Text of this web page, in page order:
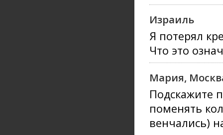
Израиль
Я потерял
Что это
Мария,
Подскажите
поменять
венчались)